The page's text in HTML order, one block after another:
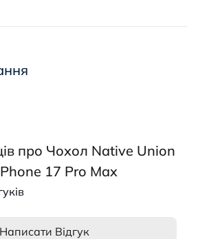
про Чохол Native Union
17 Pro Max
Написати Відгук